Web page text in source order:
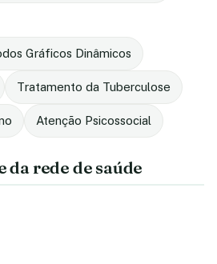
Gráficos Dinâmicos
Tratamento da Tuberculose
Atenção Psicossocial
da rede de saúde